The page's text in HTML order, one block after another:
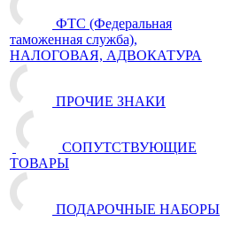
ФТС (Федеральная
таможенная служба),
НАЛОГОВАЯ, АДВОКАТУРА
ПРОЧИЕ ЗНАКИ
СОПУТСТВУЮЩИЕ
ТОВАРЫ
ПОДАРОЧНЫЕ НАБОРЫ